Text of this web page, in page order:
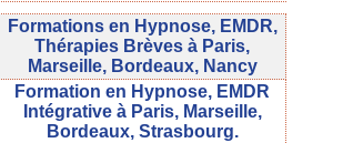
Formations en Hypnose, EMDR,
Thérapies Brèves à Paris,
Marseille, Bordeaux, Nancy
Formation en Hypnose, EMDR
Intégrative à Paris, Marseille,
Bordeaux, Strasbourg.